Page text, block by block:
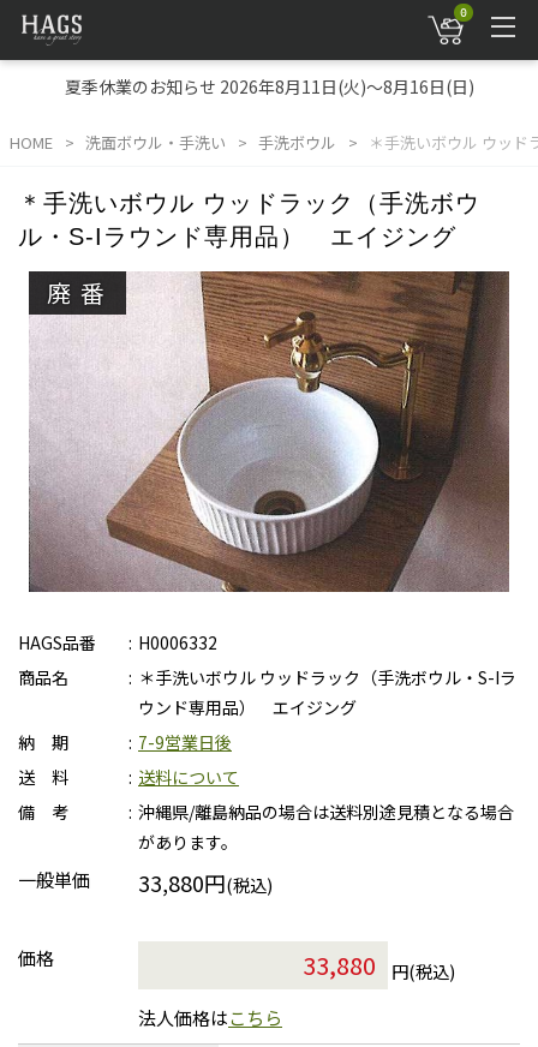
0
夏季休業のお知らせ 2026年8月11日(火)～8月16日(日)
HOME 洗面ボウル・手洗い 手洗ボウル ＊手洗いボウル ウッ
＊手洗いボウル ウッドラック（手洗ボウ
ル・S-Iラウンド専用品） エイジング
廃番
HAGS品番
H0006332
商品名
＊手洗いボウル ウッドラック（手洗ボウル・S-Iラ
ウンド専用品） エイジング
納 期
7-9営業日後
送 料
送料について
備 考
沖縄県/離島納品の場合は送料別途見積となる場合
があります。
一般単価 33,880円(税込)
価格
円(税込)
法人価格はこちら